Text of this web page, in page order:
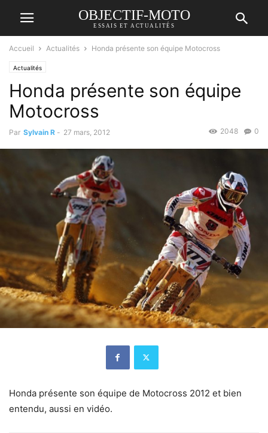
OBJECTIF-MOTO
ESSAIS ET ACTUALITÉS
Accueil Actualités Honda présente son équipe Motocross
Actualités
Honda présente son équipe
Motocross
Par Sylvain R - 27 mars, 2012 0
2048
Honda présente son équipe de Motocross 2012 et bien
entendu, aussi en vidéo.